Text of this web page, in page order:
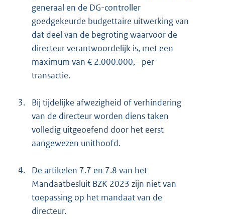
generaal en de DG-controller
goedgekeurde budgettaire uitwerking van
dat deel van de begroting waarvoor de
directeur verantwoordelijk is, met een
maximum van € 2.000.000,– per
transactie.
3.
Bij tijdelijke afwezigheid of verhindering
van de directeur worden diens taken
volledig uitgeoefend door het eerst
aangewezen unithoofd.
4.
De artikelen 7.7 en 7.8 van het
Mandaatbesluit BZK 2023 zijn niet van
toepassing op het mandaat van de
directeur.